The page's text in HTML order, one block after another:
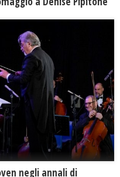
negli annali di